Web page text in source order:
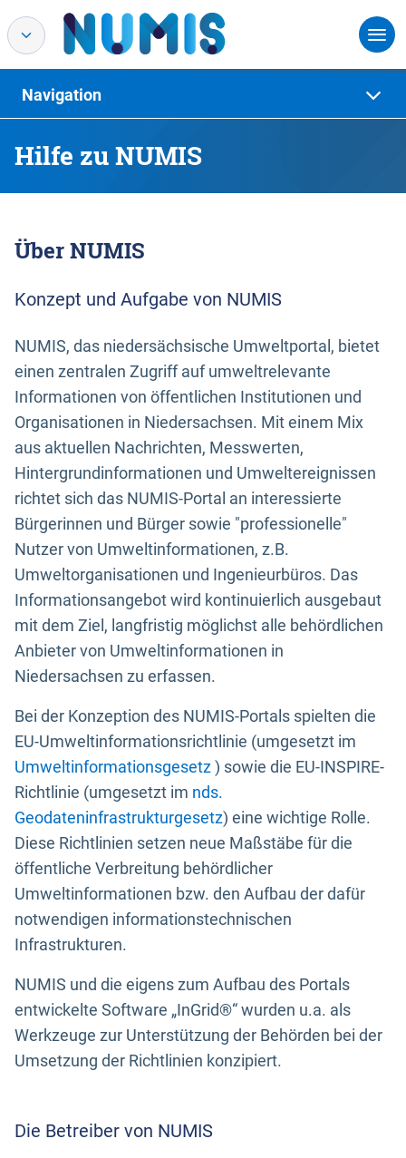
Hilfe zu NUMIS
Navigation
Über NUMIS
Konzept und Aufgabe von NUMIS
NUMIS, das niedersächsische Umweltportal, bietet
einen zentralen Zugriff auf umweltrelevante
Informationen von öffentlichen Institutionen und
Organisationen in Niedersachsen. Mit einem Mix
aus aktuellen Nachrichten, Messwerten,
Hintergrundinformationen und Umweltereignissen
richtet sich das NUMIS-Portal an interessierte
Bürgerinnen und Bürger sowie "professionelle"
Nutzer von Umweltinformationen, z.B.
Umweltorganisationen und Ingenieurbüros. Das
Informationsangebot wird kontinuierlich ausgebaut
mit dem Ziel, langfristig möglichst alle behördlichen
Anbieter von Umweltinformationen in
Niedersachsen zu erfassen.
Bei der Konzeption des NUMIS-Portals spielten die
EU-Umweltinformationsrichtlinie (umgesetzt im
Umweltinformationsgesetz) sowie die EU-INSPIRE-
Richtlinie (umgesetzt im nds.
Geodateninfrastrukturgesetz) eine wichtige Rolle.
Diese Richtlinien setzen neue Maßstäbe für die
öffentliche Verbreitung behördlicher
Umweltinformationen bzw. den Aufbau der dafür
notwendigen informationstechnischen
Infrastrukturen.
NUMIS und die eigens zum Aufbau des Portals
entwickelte Software „InGrid®“ wurden u.a. als
Werkzeuge zur Unterstützung der Behörden bei der
Umsetzung der Richtlinien konzipiert.
Die Betreiber von NUMIS